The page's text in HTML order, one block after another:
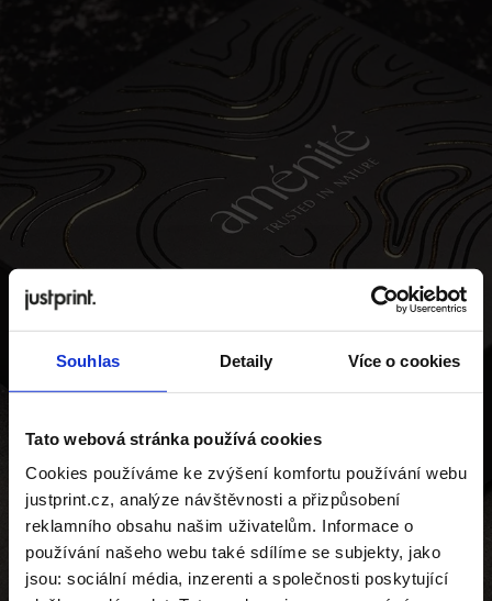
Souhlas Detaily Více o cookies
Tato webová stránka používá cookies
Cookies používáme ke zvýšení komfortu používání webu
justprint.cz, analýze návštěvnosti a přizpůsobení
reklamního obsahu našim uživatelům. Informace o
používání našeho webu také sdílíme se subjekty, jako
jsou: sociální média, inzerenti a společnosti poskytující